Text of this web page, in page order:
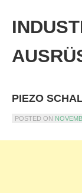
content
PIEZO
POSTED ON